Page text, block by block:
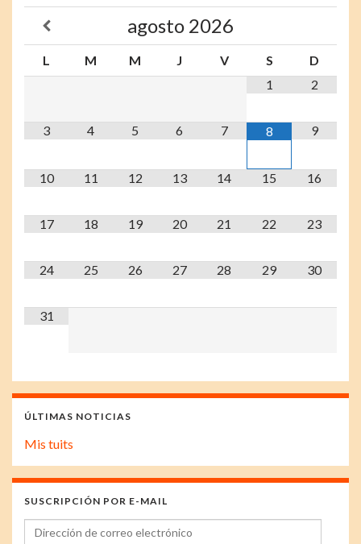
agosto 2026
L M M J V S
D
1
2
3 4 5 6 7 8 9
10 11 12 13 14 15 16
17 18 19 20 21 22 23
24 25 26 27 28 29 30
31
ÚLTIMAS NOTICIAS
Mis tuits
SUSCRIPCIÓN POR E-MAIL
Dirección de correo electrónico